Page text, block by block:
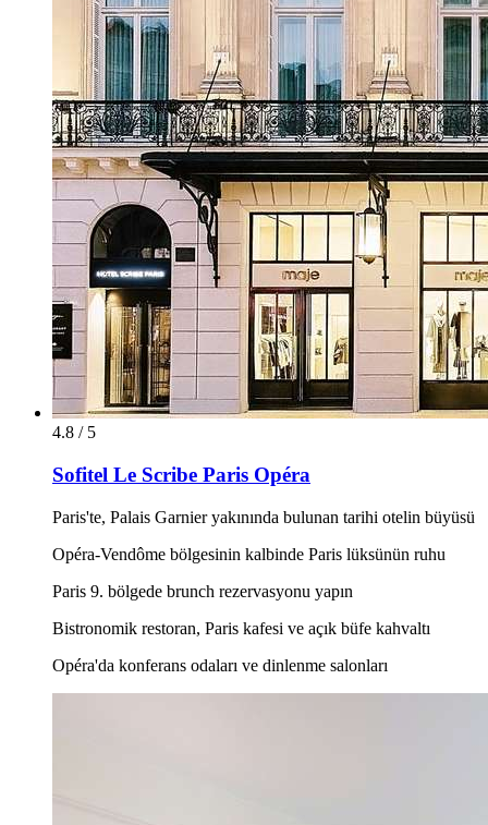
4.8 / 5
Sofitel Le Scribe Paris Opéra
Paris'te, Palais Garnier yakınında bulunan tarihi otelin büyüsü
Opéra-Vendôme bölgesinin kalbinde Paris lüksünün ruhu
Paris 9. bölgede brunch rezervasyonu yapın
Bistronomik restoran, Paris kafesi ve açık büfe kahvaltı
Opéra'da konferans odaları ve dinlenme salonları